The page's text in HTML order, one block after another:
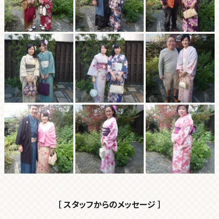
［ スタッフからのメッセージ ］